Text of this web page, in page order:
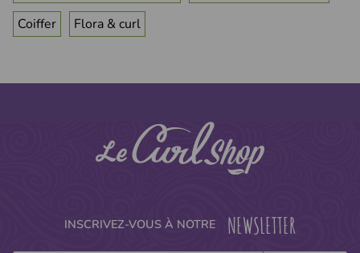
Coiffer
Flora & curl
INSCRIVEZ-VOUS À NOTRE NEWSLETTER